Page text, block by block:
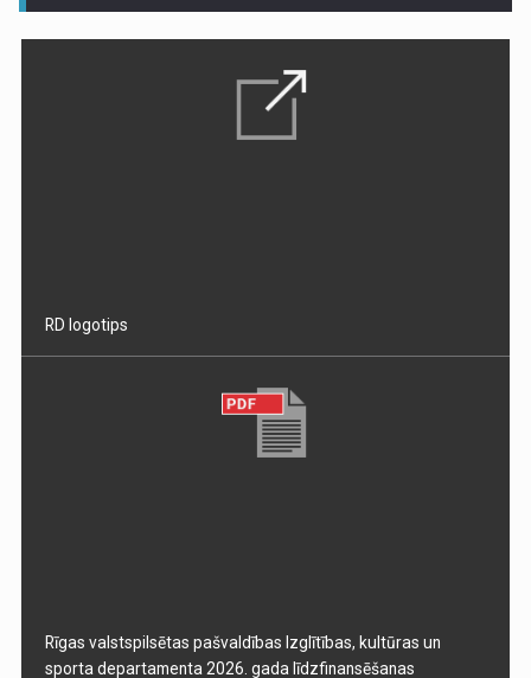
RD logotips
Rīgas valstspilsētas pašvaldības Izglītības, kultūras un
sporta departamenta 2026. gada līdzfinansēšanas